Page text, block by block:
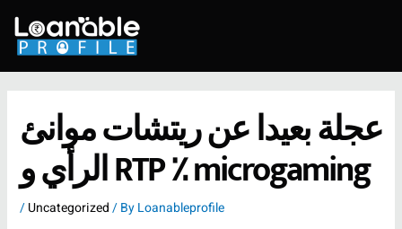
content
عجلة بعيدا عن ريتشات موانئ
الرأي و RTP ٪ microgaming
/Uncategorized/ ByLoanableprofile